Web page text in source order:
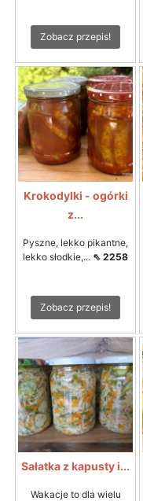
Zobacz przepis!
Krokodylki - ogórki
z...
Pyszne, lekko pikantne,
lekko słodkie,... ⇖ 2258
Zobacz przepis!
Sałatka z kapusty i...
Wakacje to dla wielu